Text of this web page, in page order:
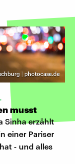
| photocase.de
musst
Sinha erzählt
einer Pariser
- und alles